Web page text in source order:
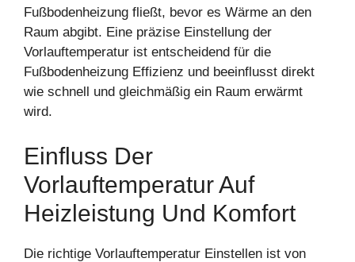
Fußbodenheizung fließt, bevor es Wärme an den
Raum abgibt. Eine präzise Einstellung der
Vorlauftemperatur ist entscheidend für die
Fußbodenheizung Effizienz und beeinflusst direkt
wie schnell und gleichmäßig ein Raum erwärmt
wird.
Einfluss Der
Vorlauftemperatur Auf
Heizleistung Und Komfort
Die richtige Vorlauftemperatur Einstellen ist von